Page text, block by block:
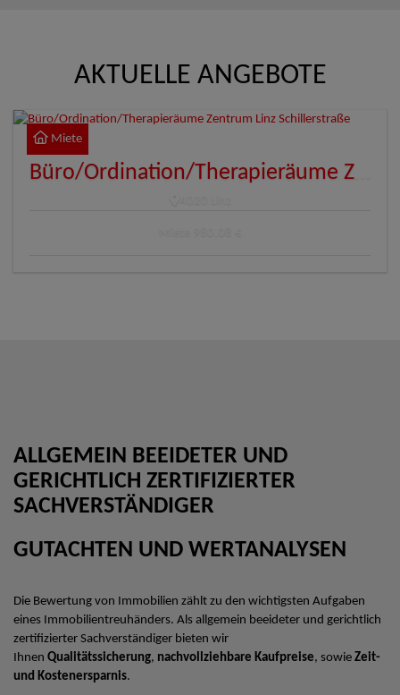
AKTUELLE ANGEBOTE
Miete
ALLGEMEIN BEEIDETER UND
GERICHTLICH ZERTIFIZIERTER
SACHVERSTÄNDIGER
GUTACHTEN UND WERTANALYSEN
Die Bewertung von Immobilien zählt zu den wichtigsten Aufgaben
eines Immobilientreuhänders. Als allgemein beeideter und gerichtlich
zertifizierter Sachverständiger bieten wir
Ihnen Qualitätssicherung, nachvollziehbare Kaufpreise, sowie Zeit-
und Kostenersparnis.